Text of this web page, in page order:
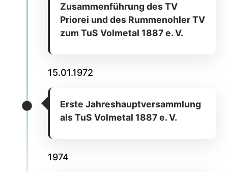
Zusammenführung des TV
Priorei und des Rummenohler TV
zum TuS Volmetal 1887 e. V.
15.01.1972
Erste Jahreshauptversammlung
als TuS Volmetal 1887 e. V.
1974